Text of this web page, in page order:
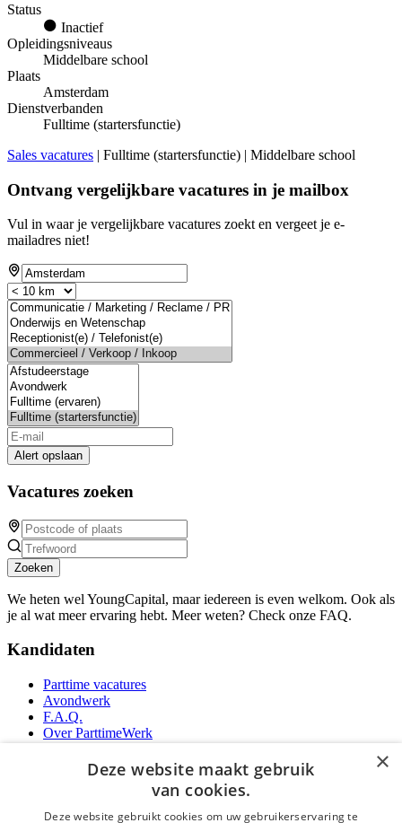
Status
Inactief
Opleidingsniveaus
Middelbare school
Plaats
Amsterdam
Dienstverbanden
Fulltime (startersfunctie)
Sales vacatures | Fulltime (startersfunctie) | Middelbare school
Ontvang vergelijkbare vacatures in je mailbox
Vul in waar je vergelijkbare vacatures zoekt en vergeet je e-
mailadres niet!
Alert opslaan
Vacatures zoeken
Zoeken
We heten wel YoungCapital, maar iedereen is even welkom. Ook als
je al wat meer ervaring hebt. Meer weten? Check onze FAQ.
Kandidaten
Parttime vacatures
Avondwerk
F.A.Q.
Over ParttimeWerk
YoungCapital Android App
×
Deze website maakt gebruik
van cookies.
Deze website gebruikt cookies om uw gebruikerservaring te